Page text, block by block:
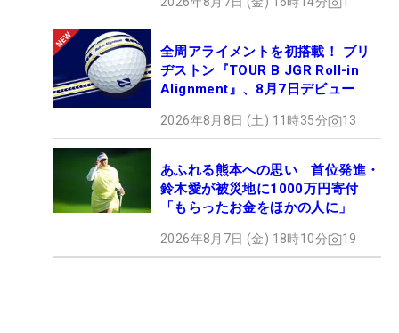
全周アライメントを初搭載！ ブリ
ヂストン『TOUR B JGR Roll-in
Alignment』、8月7日デビュー
2026年8月8日 (土) 11時35分 13
あふれる熊本への思い 首位発進・
鈴木愛が被災地に1000万円寄付
「もらったお金をほかの人に」
2026年8月7日 (金) 18時10分 19